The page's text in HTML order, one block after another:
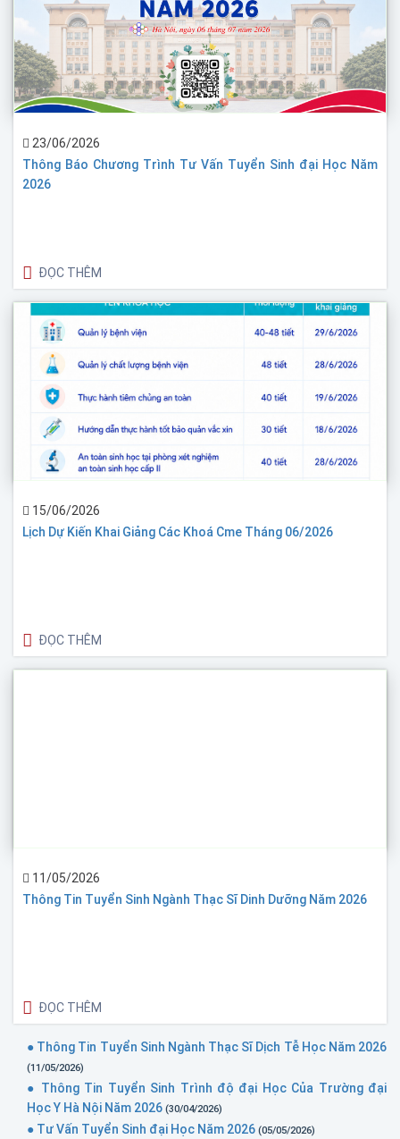
23/06/2026
Thông Báo Chương Trình Tư Vấn Tuyển Sinh đại Học Năm
2026
ĐỌC THÊM
15/06/2026
Lịch Dự Kiến Khai Giảng Các Khoá Cme Tháng 06/2026
ĐỌC THÊM
11/05/2026
Thông Tin Tuyển Sinh Ngành Thạc Sĩ Dinh Dưỡng Năm 2026
ĐỌC THÊM
● Thông Tin Tuyển Sinh Ngành Thạc Sĩ Dịch Tễ Học Năm 2026
(11/05/2026)
● Thông Tin Tuyển Sinh Trình độ đại Học Của Trường đại
Học Y Hà Nội Năm 2026 (30/04/2026)
● Tư Vấn Tuyển Sinh đại Học Năm 2026 (05/05/2026)